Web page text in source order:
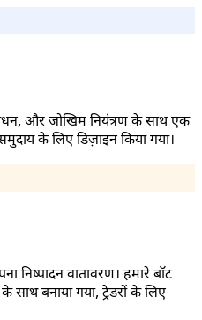
और जोखिम नियंत्रण के साथ एक
के लिए डिज़ाइन किया गया।
निष्पादन वातावरण। हमारे बॉट
साथ बनाया गया, ट्रेडरों के लिए